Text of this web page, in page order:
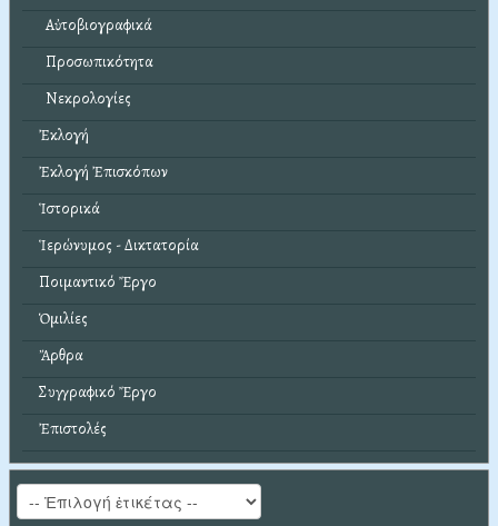
Αὐτοβιογραφικά
Προσωπικότητα
Νεκρολογίες
Ἐκλογή
Ἐκλογή Ἐπισκόπων
Ἱστορικά
Ἱερώνυμος - Δικτατορία
Ποιμαντικό Ἔργο
Ὁμιλίες
Ἄρθρα
Συγγραφικό Ἔργο
Ἐπιστολές